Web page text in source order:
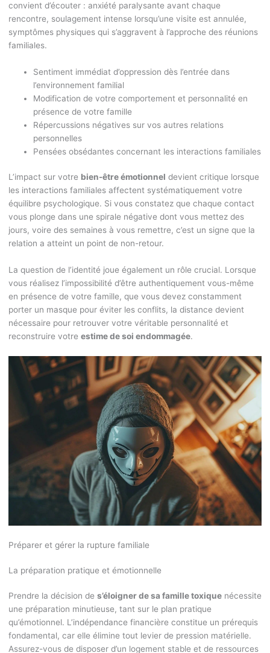
convient d’écouter : anxiété paralysante avant chaque
rencontre, soulagement intense lorsqu’une visite est annulée,
symptômes physiques qui s’aggravent à l’approche des réunions
familiales.
Sentiment immédiat d’oppression dès l’entrée dans
l’environnement familial
Modification de votre comportement et personnalité en
présence de votre famille
Répercussions négatives sur vos autres relations
personnelles
Pensées obsédantes concernant les interactions familiales
L’impact sur votre bien-être émotionnel devient critique lorsque
les interactions familiales affectent systématiquement votre
équilibre psychologique. Si vous constatez que chaque contact
vous plonge dans une spirale négative dont vous mettez des
jours, voire des semaines à vous remettre, c’est un signe que la
relation a atteint un point de non-retour.
La question de l’identité joue également un rôle crucial. Lorsque
vous réalisez l’impossibilité d’être authentiquement vous-même
en présence de votre famille, que vous devez constamment
porter un masque pour éviter les conflits, la distance devient
nécessaire pour retrouver votre véritable personnalité et
reconstruire votre estime de soi endommagée.
Préparer et gérer la rupture familiale
La préparation pratique et émotionnelle
Prendre la décision de s’éloigner de sa famille toxiquenécessite
une préparation minutieuse, tant sur le plan pratique
qu’émotionnel. L’indépendance financière constitue un prérequis
fondamental, car elle élimine tout levier de pression matérielle.
Assurez-vous de disposer d’un logement stable et de ressources